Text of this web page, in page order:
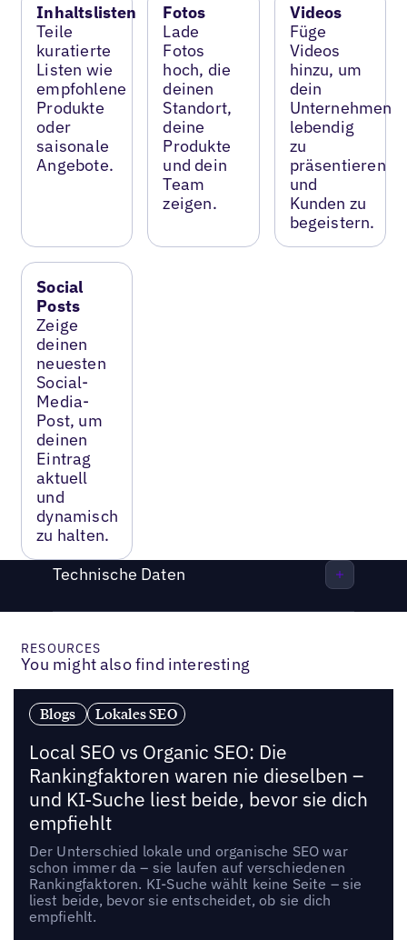
Inhaltslisten
Teile
kuratierte
Listen wie
empfohlene
Produkte
oder
saisonale
Angebote.
Fotos
Lade
Fotos
hoch, die
deinen
Standort,
deine
Produkte
und dein
Team
zeigen.
Videos
Füge
Videos
hinzu, um
dein
Unternehmen
lebendig
zu
präsentieren
und
Kunden zu
begeistern.
Social
Posts
Zeige
deinen
neuesten
Social-
Media-
Post, um
deinen
Eintrag
aktuell
und
dynamisch
zu halten.
Technische Daten
RESOURCES
You might also find interesting
Blogs Lokales SEO
Local SEO vs Organic SEO: Die
Rankingfaktoren waren nie dieselben –
und KI-Suche liest beide, bevor sie dich
empfiehlt
Der Unterschied lokale und organische SEO war
schon immer da – sie laufen auf verschiedenen
Rankingfaktoren. KI-Suche wählt keine Seite – sie
liest beide, bevor sie entscheidet, ob sie dich
empfiehlt.